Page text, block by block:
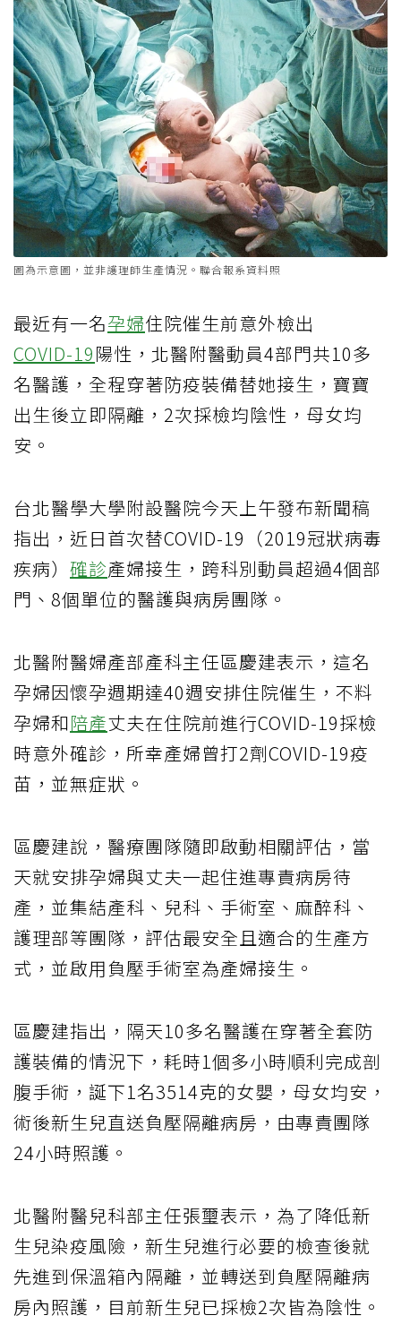
圖為示意圖，並非護理師生產情況。聯合報系資料照
最近有一名孕婦住院催生前意外檢出
COVID-19陽性，北醫附醫動員4部門共10多
名醫護，全程穿著防疫裝備替她接生，寶寶
出生後立即隔離，2次採檢均陰性，母女均
安。
台北醫學大學附設醫院今天上午發布新聞稿
指出，近日首次替COVID-19（2019冠狀病毒
疾病） 確診產婦接生，跨科別動員超過4個部
門、8個單位的醫護與病房團隊。
北醫附醫婦產部產科主任區慶建表示，這名
孕婦因懷孕週期達40週安排住院催生，不料
孕婦和陪產丈夫在住院前進行COVID-19採檢
時意外確診，所幸產婦曾打2劑COVID-19疫
苗，並無症狀。
區慶建說，醫療團隊隨即啟動相關評估，當
天就安排孕婦與丈夫一起住進專責病房待
產，並集結產科、兒科、手術室、麻醉科、
護理部等團隊，評估最安全且適合的生產方
式，並啟用負壓手術室為產婦接生。
區慶建指出，隔天10多名醫護在穿著全套防
護裝備的情況下，耗時1個多小時順利完成剖
腹手術，誕下1名3514克的女嬰，母女均安，
術後新生兒直送負壓隔離病房，由專責團隊
24小時照護。
北醫附醫兒科部主任張璽表示，為了降低新
生兒染疫風險，新生兒進行必要的檢查後就
先進到保溫箱內隔離，並轉送到負壓隔離病
房內照護，目前新生兒已採檢2次皆為陰性。